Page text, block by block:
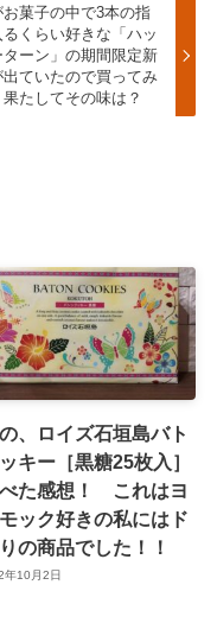
お菓子の中で3本の指
るくらい好きな「ハッ
ターン」の期間限定新
出ていたので買ってみ
果たしてその味は？
、ロイズ石垣島バト
キー［黒糖25枚入］
た感想！ これはヨ
ック好きの私にはド
の商品でした！！
年10月2日